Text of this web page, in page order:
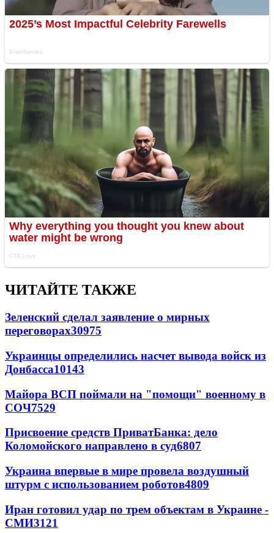
ЧИТАЙТЕ ТАКЖЕ
Зеленский сделал заявление о мирных
переговорах30975
Украинцы определились насчет вывода войск из
Донбасса10143
Майора ВСП поймали на "помощи" военному в
СОЧ7529
Присвоение средств ПриватБанка: дело
Коломойского направлено в суд6807
Украина впервые в мире провела воздушный
штурм с использованием роботов4809
Иран готовил удар по трем объектам в Украине -
СМИ3121